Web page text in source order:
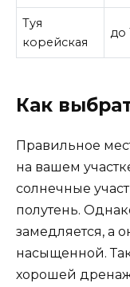
Туя
корейская
до
Как
Правильное
на вашем
солнечные
полутень.
замедляется, а
насыщенной.
хорошей